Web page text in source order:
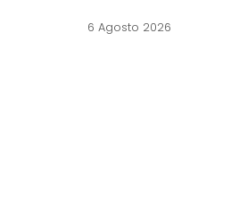
6 Agosto 2026